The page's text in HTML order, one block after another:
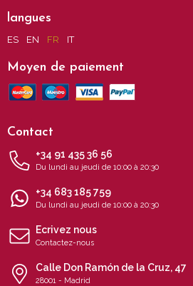
langues
ES EN FR IT
Moyen de paiement
Contact
+34 91 435 36 56
Du lundi au jeudi de 10:00 à 20:30
+34 683 185 759
Du lundi au jeudi de 10:00 à 20:30
Ecrivez nous
Contactez-nous
Calle Don Ramón de la Cruz, 47
28001 - Madrid